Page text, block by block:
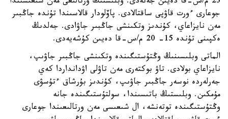
جوعارى ءورت قاۋپى ساقتالادى. پاۆلودار قالاسىندا تۇندە جاڭبىر
مەن نايزاعاي، كۇندىز وتكىنشى جاڭبىر جاۋادى. جەلدىڭ
ەكپىنى تۇندە 15- 20 م/س-قا دەيىن كۇشەيەدى.
الماتى وبلىسىنىڭ وڭتۇستىگىندە وتكىنشى جاڭبىر جاۋىپ،
نايزاعاي بولادى. تاۋ بوكتەرى مەن تاۋلى اۋدانداردا كەي
جەرلەردە نوسەر جاڭبىر جاۋىپ، كۇندىز بۇرشاق ءتۇسۋى
مۇمكىن. وبلىستىڭ باتىسىندا، سولتۇستىگىندە جانە
وڭتۇستىگىندە توتەنشە، ال شىعىسى مەن ورتالىعىندا جوعارى